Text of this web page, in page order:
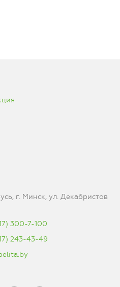
г. Минск, ул. Декабристов
300-7-100
243-43-49